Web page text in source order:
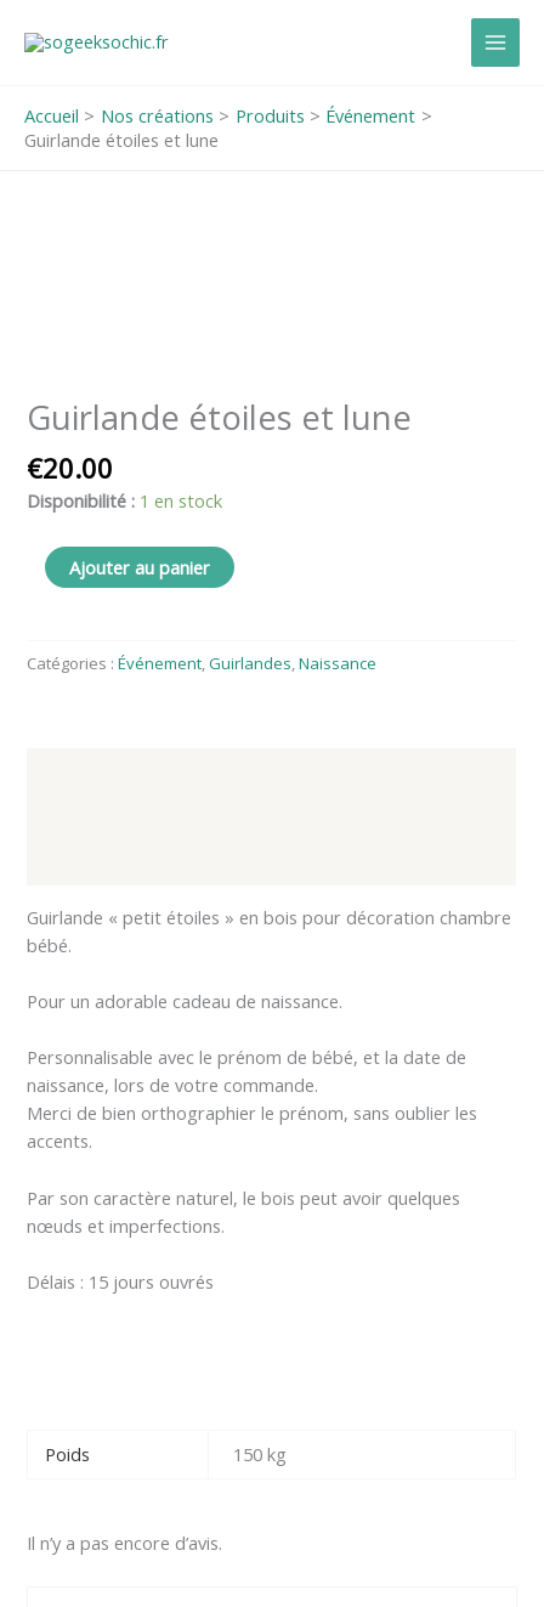
Accueil
Nos créations Produits
Événement
Guirlande étoiles et lune
Guirlande étoiles et lune
€20.00
Disponibilité : 1 en stock
lune
Ajouter au panier
Catégories :Événement,Guirlandes,Naissance
Guirlande « petit étoiles » en bois pour décoration chambre
bébé.
Pour un adorable cadeau de naissance.
Personnalisable avec le prénom de bébé, et la date de
naissance, lors de votre commande.
Merci de bien orthographier le prénom, sans oublier les
accents.
Par son caractère naturel, le bois peut avoir quelques
nœuds et imperfections.
Délais : 15 jours ouvrés
Poids 150 kg
Il n’y a pas encore d’avis.